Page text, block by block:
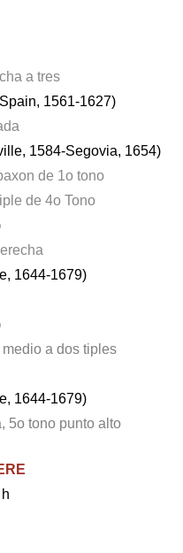
a tres
1561-1627)
1584-Segovia, 1654)
de 1o tono
de 4o Tono
1644-1679)
a dos tiples
1644-1679)
5o tono punto alto